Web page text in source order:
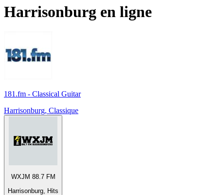
Harrisonburg en ligne
181.fm - Classical Guitar
Harrisonburg, Classique
WXJM 88.7 FM
Harrisonburg, Hits